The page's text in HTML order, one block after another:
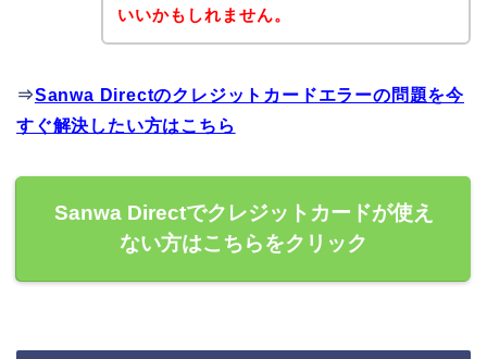
いいかもしれません。
⇒Sanwa Directのクレジットカードエラーの問題を今
すぐ解決したい方はこちら
Sanwa Directでクレジットカードが使え
ない方はこちらをクリック